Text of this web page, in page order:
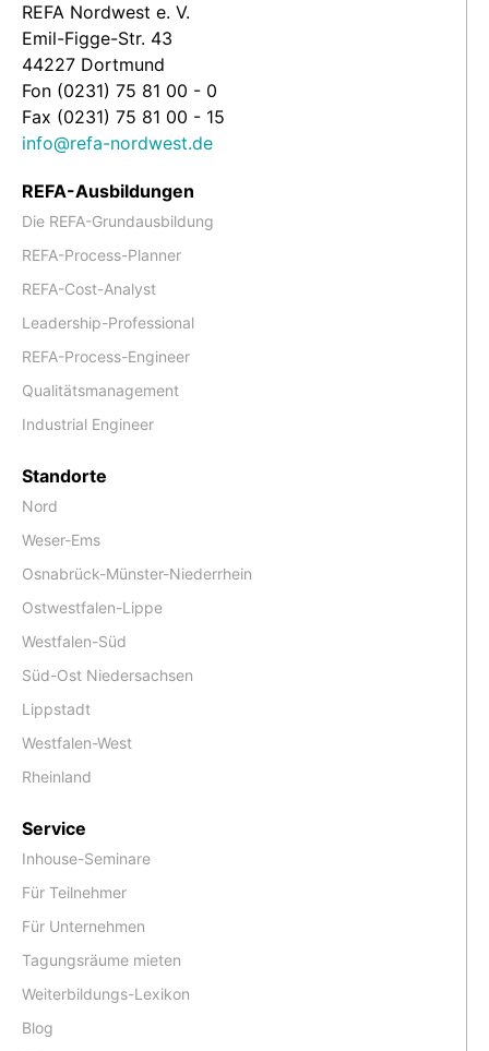
REFA Nordwest e. V.
Emil-Figge-Str. 43
44227 Dortmund
Fon (0231) 75 81 00 - 0
Fax (0231) 75 81 00 - 15
info@refa-nordwest.de
REFA-Ausbildungen
Die REFA-Grundausbildung
REFA-Process-Planner
REFA-Cost-Analyst
Leadership-Professional
REFA-Process-Engineer
Qualitätsmanagement
Industrial Engineer
Standorte
Nord
Weser-Ems
Osnabrück-Münster-Niederrhein
Ostwestfalen-Lippe
Westfalen-Süd
Süd-Ost Niedersachsen
Lippstadt
Westfalen-West
Rheinland
Service
Inhouse-Seminare
Für Teilnehmer
Für Unternehmen
Tagungsräume mieten
Weiterbildungs-Lexikon
Blog